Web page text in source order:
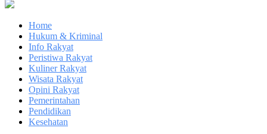
Home
Hukum & Kriminal
Info Rakyat
Peristiwa Rakyat
Kuliner Rakyat
Wisata Rakyat
Opini Rakyat
Pemerintahan
Pendidikan
Kesehatan